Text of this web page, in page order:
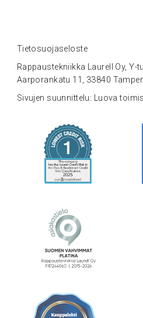
Tietosuojaseloste
Rappaustekniikka Laurell Oy, Y-
Aarporankatu 11, 33840
Sivujen suunnittelu: Luova